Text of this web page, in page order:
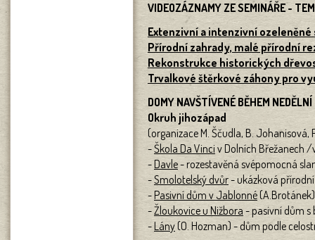
VIDEOZÁZNAMY ZE SEMINÁŘE -
Extenzivní a intenzivní
Přírodní zahrady, malé přírodní
Rekonstrukce historických
Trvalkové štěrkové záhony pro
DOMY NAVŠTÍVENÉ BĚHEM
Okruh jihozápad
(organizace M. Ščudla, B. Johanisová,
-Škola Da Vinci v Dolních Břežanech
-Davle- rozestavěná svépomocná
-Smolotelský dvůr- ukázková
- Pasivní dům v Jablonné(A.Brotánek)
-Žloukovice u Nižbora - pasivní dům s
-Lány(O. Hozman) - dům podle